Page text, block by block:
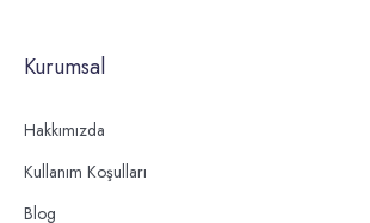
Kurumsal
Hakkımızda
Kullanım Koşulları
Blog